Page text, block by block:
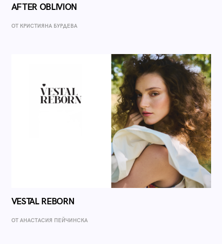
AFTER OBLIVION
ОТ КРИСТИЯНА БУРДЕВА
VESTAL REBORN
ОТ AНАСТАСИЯ ПЕЙЧИНСКА